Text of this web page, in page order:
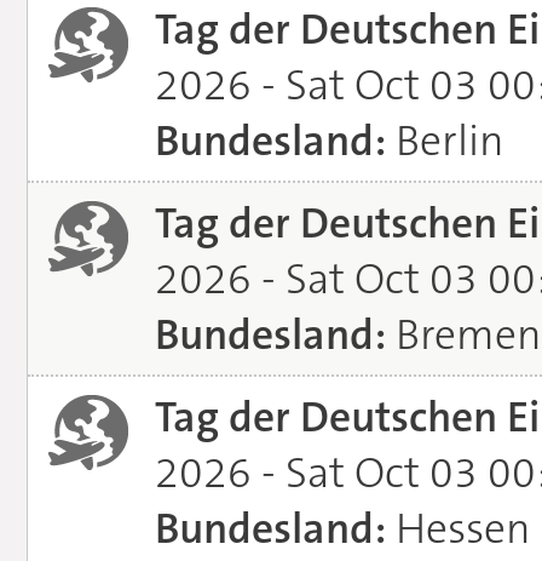
Tag der Deutschen
2026 - Sat Oct 03
Bundesland: Berlin
Tag der Deutschen
2026 - Sat Oct 03
Bundesland: Bremen
Tag der Deutschen
2026 - Sat Oct 03
Bundesland: Hessen